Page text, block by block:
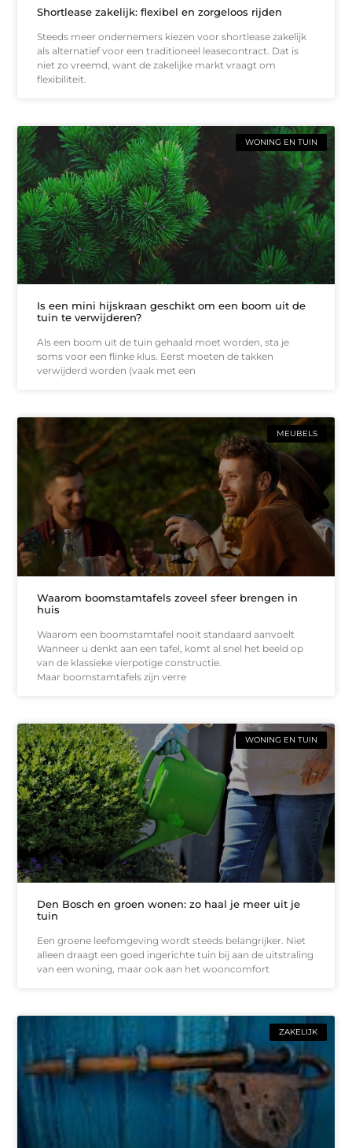
Shortlease zakelijk: flexibel en zorgeloos rijden
Steeds meer ondernemers kiezen voor shortlease zakelijk
als alternatief voor een traditioneel leasecontract. Dat is
niet zo vreemd, want de zakelijke markt vraagt om
flexibiliteit.
WONING EN TUIN
Is een mini hijskraan geschikt om een boom uit de
tuin te verwijderen?
Als een boom uit de tuin gehaald moet worden, sta je
soms voor een flinke klus. Eerst moeten de takken
verwijderd worden (vaak met een
MEUBELS
Waarom boomstamtafels zoveel sfeer brengen in
huis
Waarom een boomstamtafel nooit standaard aanvoelt
Wanneer u denkt aan een tafel, komt al snel het beeld op
van de klassieke vierpotige constructie.
Maar boomstamtafels zijn verre
WONING EN TUIN
Den Bosch en groen wonen: zo haal je meer uit je
tuin
Een groene leefomgeving wordt steeds belangrijker. Niet
alleen draagt een goed ingerichte tuin bij aan de uitstraling
van een woning, maar ook aan het wooncomfort
ZAKELIJK